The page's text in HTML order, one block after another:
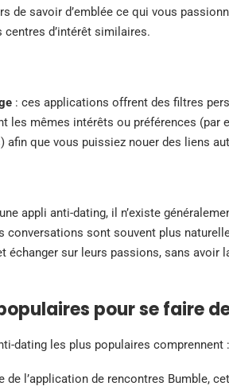
de savoir d’emblée ce qui vous
centres d’intérêt similaires.
: ces applications offrent des filtres
les mêmes intérêts ou préférences (par
afin que vous puissiez nouer des liens
appli anti-dating, il n’existe
conversations sont souvent plus
échanger sur leurs passions, sans avoir
pour se faire
dating les plus populaires comprennent :
de l’application de rencontres Bumble,